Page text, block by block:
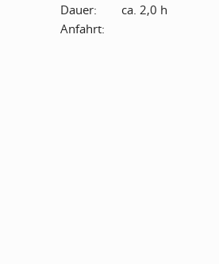
Dauer:
ca. 2,0 h
Anfahrt: